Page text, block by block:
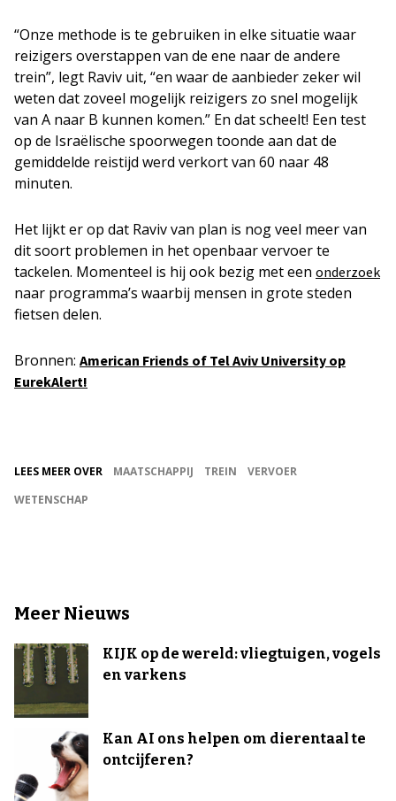
“Onze methode is te gebruiken in elke situatie waar
reizigers overstappen van de ene naar de andere
trein”, legt Raviv uit, “en waar de aanbieder zeker wil
weten dat zoveel mogelijk reizigers zo snel mogelijk
van A naar B kunnen komen.” En dat scheelt! Een test
op de Israëlische spoorwegen toonde aan dat de
gemiddelde reistijd werd verkort van 60 naar 48
minuten.
Het lijkt er op dat Raviv van plan is nog veel meer van
dit soort problemen in het openbaar vervoer te
tackelen. Momenteel is hij ook bezig met een onderzoek
naar programma’s waarbij mensen in grote steden
fietsen delen.
Bronnen: American Friends of Tel Aviv University op
EurekAlert!
LEES MEER OVER MAATSCHAPPIJ TREIN
VERVOER
WETENSCHAP
Meer Nieuws
KIJK op de wereld: vliegtuigen, vogels
en varkens
Kan AI ons helpen om dierentaal te
ontcijferen?